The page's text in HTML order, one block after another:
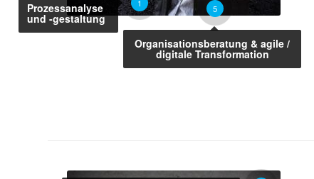
1
Prozessanalyse
und -gestaltung
5
Organisationsberatung & agile /
digitale Transformation